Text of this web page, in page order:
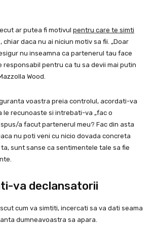
ar putea fi motivul pentru care te simti
, chiar daca nu ai niciun motiv sa fii. „Doar
nu inseamna ca partenerul tau face
responsabil pentru ca tu sa devii mai putin
Wood.
voastra preia controlul, acordati-va
le recunoaste si intrebati-va „fac o
a facut partenerul meu? Fac din asta
nu poti veni cu nicio dovada concreta
sunt sanse ca sentimentele tale sa fie
va declansatorii
cum va simtiti, incercati sa va dati seama
dumneavoastra sa apara.